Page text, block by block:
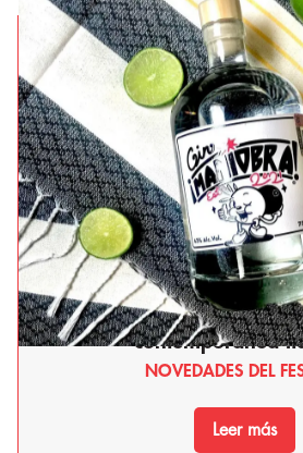
Stuffa: Pasión joven y
contemporánea
NOVEDADES DEL
Leer más